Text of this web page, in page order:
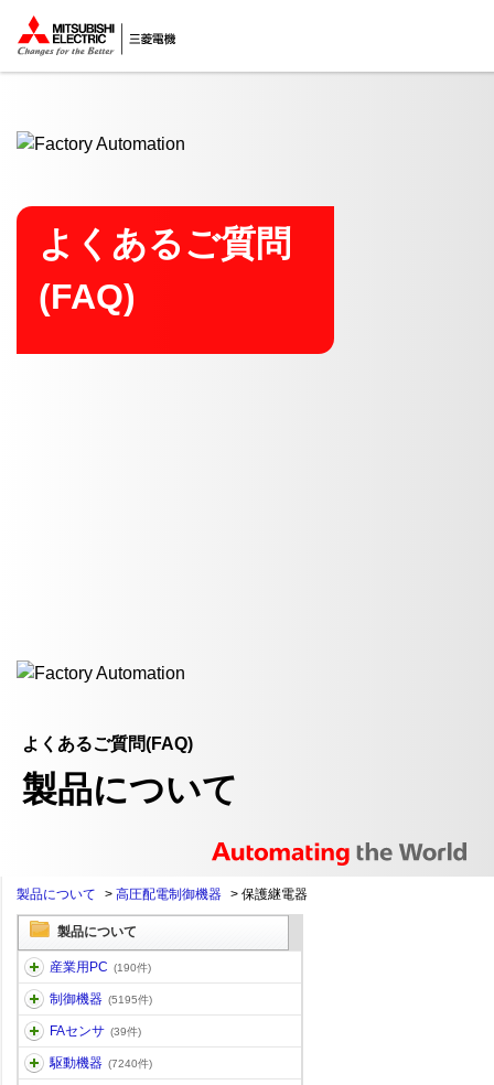
ここから本文
よくあるご質問
(FAQ)
よくあるご質問(FAQ)
製品について
製品について > 高圧配電制御機器 > 保護継電器
製品について
産業用PC (190件)
制御機器 (5195件)
FAセンサ (39件)
駆動機器 (7240件)